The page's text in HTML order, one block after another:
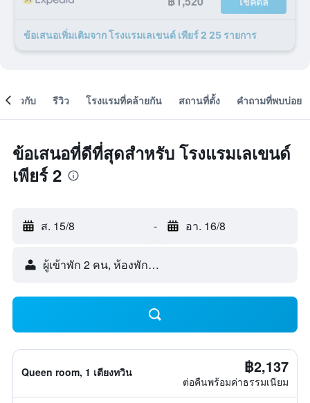
ข้อเสนอเพิ่มเติมจาก โรงแรมเลเขนด์ เพียร์ 2 25 รายการ
เกี่ยวกับ รีวิว โรงแรมที่คล้ายกัน สถานที่ตั้ง คำถามที่พบบ่อย
ข้อเสนอที่ดีที่สุดสำหรับ โรงแรมเลเขนด์
เพียร์ 2
ส. 15/8 - อา. 16/8
ผู้เข้าพัก 2 คน, ห้องพัก 1 ห้อง
Queen room, 1 เตียงทวิน ฿2,137
ต่อคืนพร้อมค่าธรรมเนียม